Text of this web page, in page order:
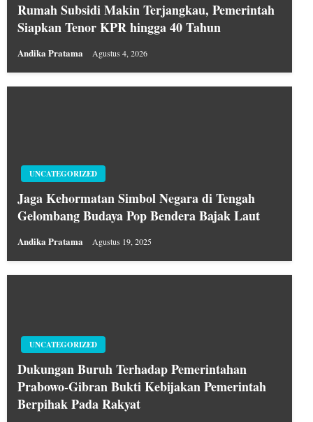
Rumah Subsidi Makin Terjangkau, Pemerintah
Siapkan Tenor KPR hingga 40 Tahun
Andika Pratama Agustus 4, 2026
UNCATEGORIZED
Jaga Kehormatan Simbol Negara di Tengah
Gelombang Budaya Pop Bendera Bajak Laut
Andika Pratama Agustus 19, 2025
UNCATEGORIZED
Dukungan Buruh Terhadap Pemerintahan
Prabowo-Gibran Bukti Kebijakan Pemerintah
Berpihak Pada Rakyat